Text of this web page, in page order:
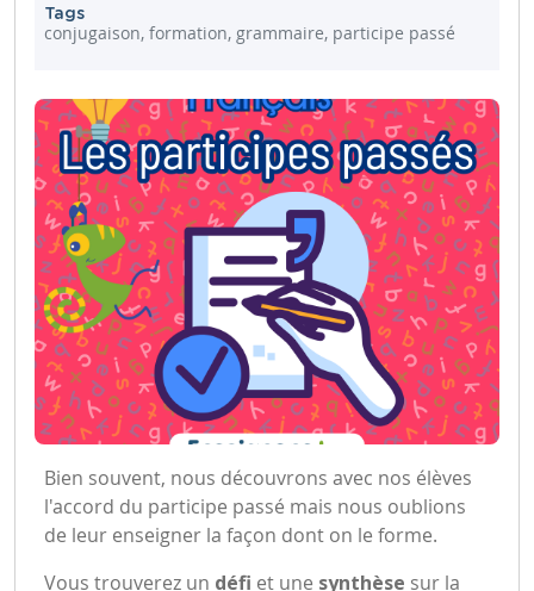
Tags
conjugaison, formation, grammaire, participe passé
Bien souvent, nous découvrons avec nos élèves
l'accord du participe passé mais nous oublions
de leur enseigner la façon dont on le forme.
Vous trouverez un défi et une synthèse sur la